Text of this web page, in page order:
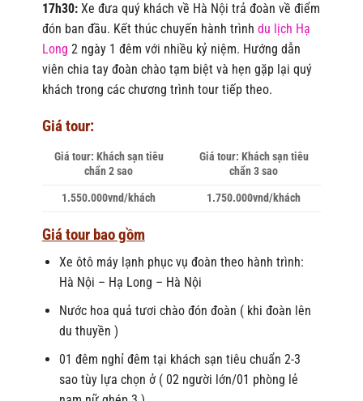
17h30:Xe đưa quý khách về Hà Nội trả đoàn về điểm
đón ban đầu. Kết thúc chuyến hành trình du lịch Hạ
Long 2 ngày 1 đêm với nhiều kỷ niệm. Hướng dẫn
viên chia tay đoàn chào tạm biệt và hẹn gặp lại quý
khách trong các chương trình tour tiếp theo.
Giá tour:
Giá tour: Khách sạn tiêu
chẩn 2 sao
Giá tour: Khách sạn tiêu
chẩn 3 sao
1.550.000vnd/khách
1.750.000vnd/khách
Giá tour bao gồm
Xe ôtô máy lạnh phục vụ đoàn theo hành trình:
Hà Nội – Hạ Long – Hà Nội
Nước hoa quả tươi chào đón đoàn ( khi đoàn lên
du thuyền )
01 đêm nghỉ đêm tại khách sạn tiêu chuẩn 2-3
sao tùy lựa chọn ở ( 02 người lớn/01 phòng lẻ